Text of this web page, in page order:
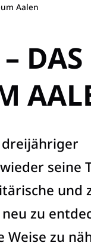
Aalen
DAS
dreijähriger
seine
und
zu
Weise zu